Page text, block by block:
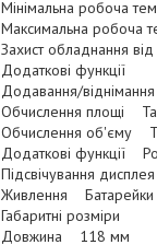
Мінімальна робоча
Максимальна робоча
Захист обладнання
Додаткові функції
Додавання/
Обчислення площі
Обчислення об'єму
Додаткові функції
Підсвічування дисплея
Живлення Батарейки
Габаритні розміри
Довжина 118 мм